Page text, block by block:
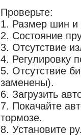
Проверьте:
1. Размер шин и
2. Состояние
3. Отсутствие
4. Регулировку
5. Отсутствие
заменены).
6. Загрузить
7. Покачайте
тормозе.
8. Установите